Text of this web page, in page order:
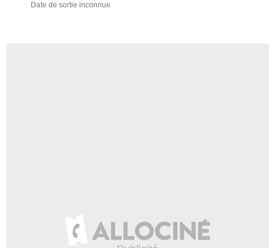
Date de sortie inconnue